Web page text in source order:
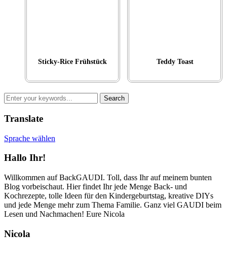
Sticky-Rice Frühstück Teddy Toast
Translate
Sprache wählen
Hallo Ihr!
Willkommen auf BackGAUDI. Toll, dass Ihr auf meinem bunten
Blog vorbeischaut. Hier findet Ihr jede Menge Back- und
Kochrezepte, tolle Ideen für den Kindergeburtstag, kreative DIYs
und jede Menge mehr zum Thema Familie. Ganz viel GAUDI beim
Lesen und Nachmachen! Eure Nicola
Nicola